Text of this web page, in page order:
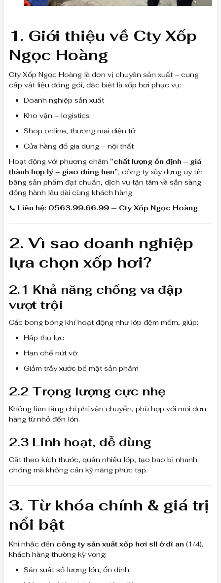
1. Giới thiệu về Cty Xốp
Ngọc Hoàng
Cty Xốp Ngọc Hoàng là đơn vị chuyên sản xuất – cung
cấp vật liệu đóng gói, đặc biệt là xốp hơi phục vụ:
Doanh nghiệp sản xuất
Kho vận – logistics
Shop online, thương mại điện tử
Cửa hàng đồ gia dụng – nội thất
Hoạt động với phương châm “chất lượng ổn định – giá
thành hợp lý – giao đúng hẹn”, công ty xây dựng uy tín
bằng sản phẩm đạt chuẩn, dịch vụ tận tâm và sẵn sàng
đồng hành lâu dài cùng khách hàng.
📞 Liên hệ: 0563.99.66.99 — Cty Xốp Ngọc Hoàng
2. Vì sao doanh nghiệp
lựa chọn xốp hơi?
2.1 Khả năng chống va đập
vượt trội
Các bong bóng khí hoạt động như lớp đệm mềm, giúp:
Hấp thụ lực
Hạn chế nứt vỡ
Giảm trầy xước bề mặt sản phẩm
2.2 Trọng lượng cực nhẹ
Không làm tăng chi phí vận chuyển, phù hợp với mọi đơn
hàng từ nhỏ đến lớn.
2.3 Linh hoạt, dễ dùng
Cắt theo kích thước, quấn nhiều lớp, tạo bao bì nhanh
chóng mà không cần kỹ năng phức tạp.
3. Từ khóa chính & giá trị
nổi bật
Khi nhắc đến công ty sản xuất xốp hơi sll ở dĩ an (1/4),
khách hàng thường kỳ vọng:
Sản xuất số lượng lớn, ổn định